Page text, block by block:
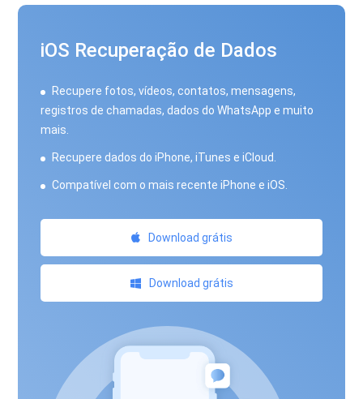
iOS Recuperação de Dados
Recupere fotos, vídeos, contatos, mensagens,
registros de chamadas, dados do WhatsApp e muito
mais.
Recupere dados do iPhone, iTunes e iCloud.
Compatível com o mais recente iPhone e iOS.
Download grátis
Download grátis